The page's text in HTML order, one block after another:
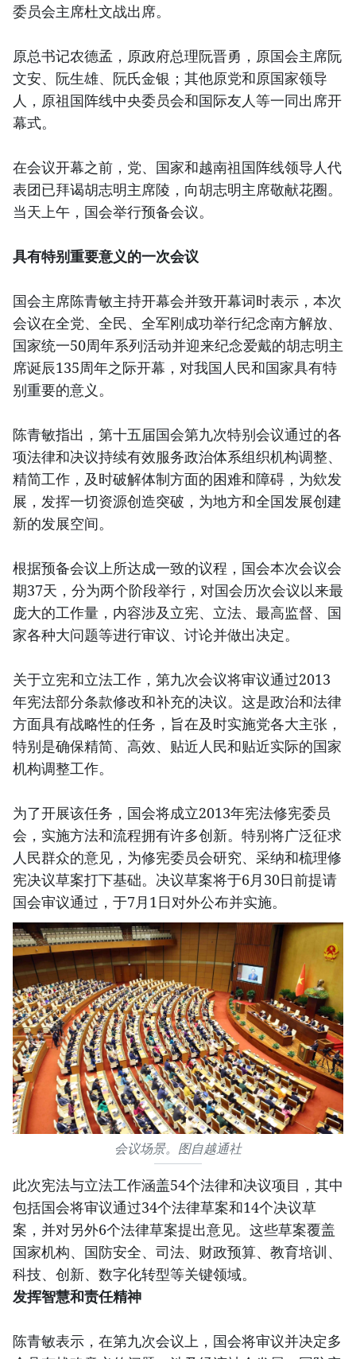
委员会主席杜文战出席。
原总书记农德孟，原政府总理阮晋勇，原国会主席阮
文安、阮生雄、阮氏金银；其他原党和原国家领导
人，原祖国阵线中央委员会和国际友人等一同出席开
幕式。
在会议开幕之前，党、国家和越南祖国阵线领导人代
表团已拜谒胡志明主席陵，向胡志明主席敬献花圈。
当天上午，国会举行预备会议。
具有特别重要意义的一次会议
国会主席陈青敏主持开幕会并致开幕词时表示，本次
会议在全党、全民、全军刚成功举行纪念南方解放、
国家统一50周年系列活动并迎来纪念爱戴的胡志明主
席诞辰135周年之际开幕，对我国人民和国家具有特
别重要的意义。
陈青敏指出，第十五届国会第九次特别会议通过的各
项法律和决议持续有效服务政治体系组织机构调整、
精简工作，及时破解体制方面的困难和障碍，为欸发
展，发挥一切资源创造突破，为地方和全国发展创建
新的发展空间。
根据预备会议上所达成一致的议程，国会本次会议会
期37天，分为两个阶段举行，对国会历次会议以来最
庞大的工作量，内容涉及立宪、立法、最高监督、国
家各种大问题等进行审议、讨论并做出决定。
关于立宪和立法工作，第九次会议将审议通过2013
年宪法部分条款修改和补充的决议。这是政治和法律
方面具有战略性的任务，旨在及时实施党各大主张，
特别是确保精简、高效、贴近人民和贴近实际的国家
机构调整工作。
为了开展该任务，国会将成立2013年宪法修宪委员
会，实施方法和流程拥有许多创新。特别将广泛征求
人民群众的意见，为修宪委员会研究、采纳和梳理修
宪决议草案打下基础。决议草案将于6月30日前提请
国会审议通过，于7月1日对外公布并实施。
会议场景。图自越通社
此次宪法与立法工作涵盖54个法律和决议项目，其中
包括国会将审议通过34个法律草案和14个决议草
案，并对另外6个法律草案提出意见。这些草案覆盖
国家机构、国防安全、司法、财政预算、教育培训、
科技、创新、数字化转型等关键领域。
发挥智慧和责任精神
陈青敏表示，在第九次会议上，国会将审议并决定多